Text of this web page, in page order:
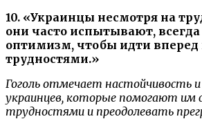
10. «Украинцы несмотря на
они часто испытывают,
оптимизм, чтобы идти вперед
трудностями.»
Гоголь отмечает настойчивость
украинцев, которые помогают им
трудностями и преодолевать